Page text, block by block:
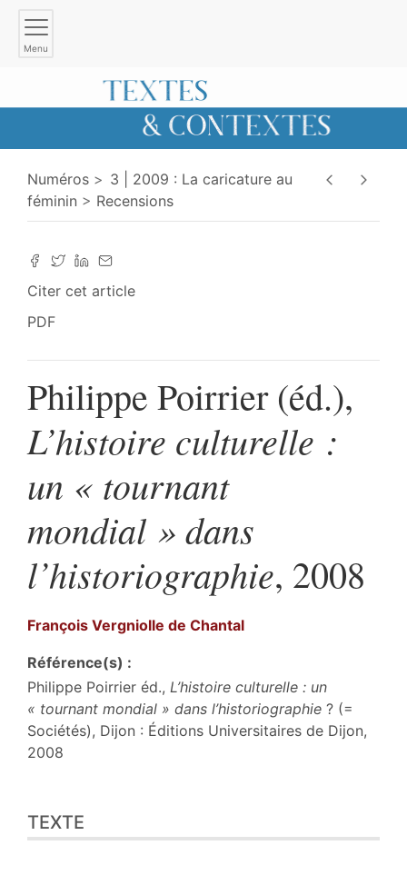
Menu
Numéros
3 | 2009 : La caricature au
féminin
Recensions
Citer cet article
PDF
Philippe Poirrier (éd.),
L’histoire culturelle :
un « tournant
mondial » dans
l’historiographie, 2008
François Vergniolle de Chantal
Référence(s) :
Philippe Poirrier éd., L’histoire culturelle : un
« tournant mondial » dans l’historiographie ? (=
Sociétés), Dijon : Éditions Universitaires de Dijon,
2008
Citer cet article
Auteur
TEXTE